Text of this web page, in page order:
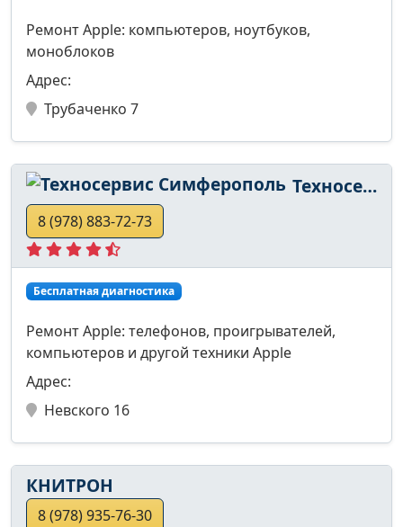
Ремонт Apple: компьютеров, ноутбуков,
моноблоков
Адрес:
Трубаченко 7
Техносервис Симферополь
8 (978) 883-72-73
Бесплатная диагностика
Ремонт Apple: телефонов, проигрывателей,
компьютеров и другой техники Apple
Адрес:
Невского 16
КНИТРОН
8 (978) 935-76-30